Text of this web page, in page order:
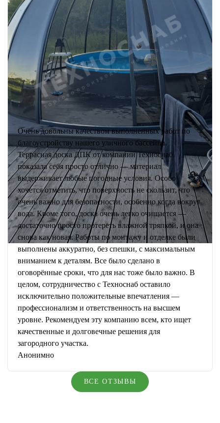
Очень довольны качеством выполненных работ по
благоустройству нашего уличного бассейна.
Террасная доска ДПК от компании Техноснаб
показала себя просто отлично — материал
выдерживает любые погодные условия. Особо
хочется отметить, что поверхность не скользит, что
очень важно для безопасности, особенно когда вокруг
вода. Кроме того, доска очень легко очищается —
достаточно просто протереть влажной тряпкой, и она
снова как новая. Работы по монтажу и отделке были
выполнены аккуратно, без спешки, с максимальным
вниманием к деталям. Все было сделано в
оговорённые сроки, что для нас тоже было важно. В
целом, сотрудничество с Техноснаб оставило
исключительно положительные впечатления —
профессионализм и ответственность на высшем
уровне. Рекомендуем эту компанию всем, кто ищет
качественные и долговечные решения для
загородного участка.
Анонимно
ВСЕ ОТЗЫВЫ